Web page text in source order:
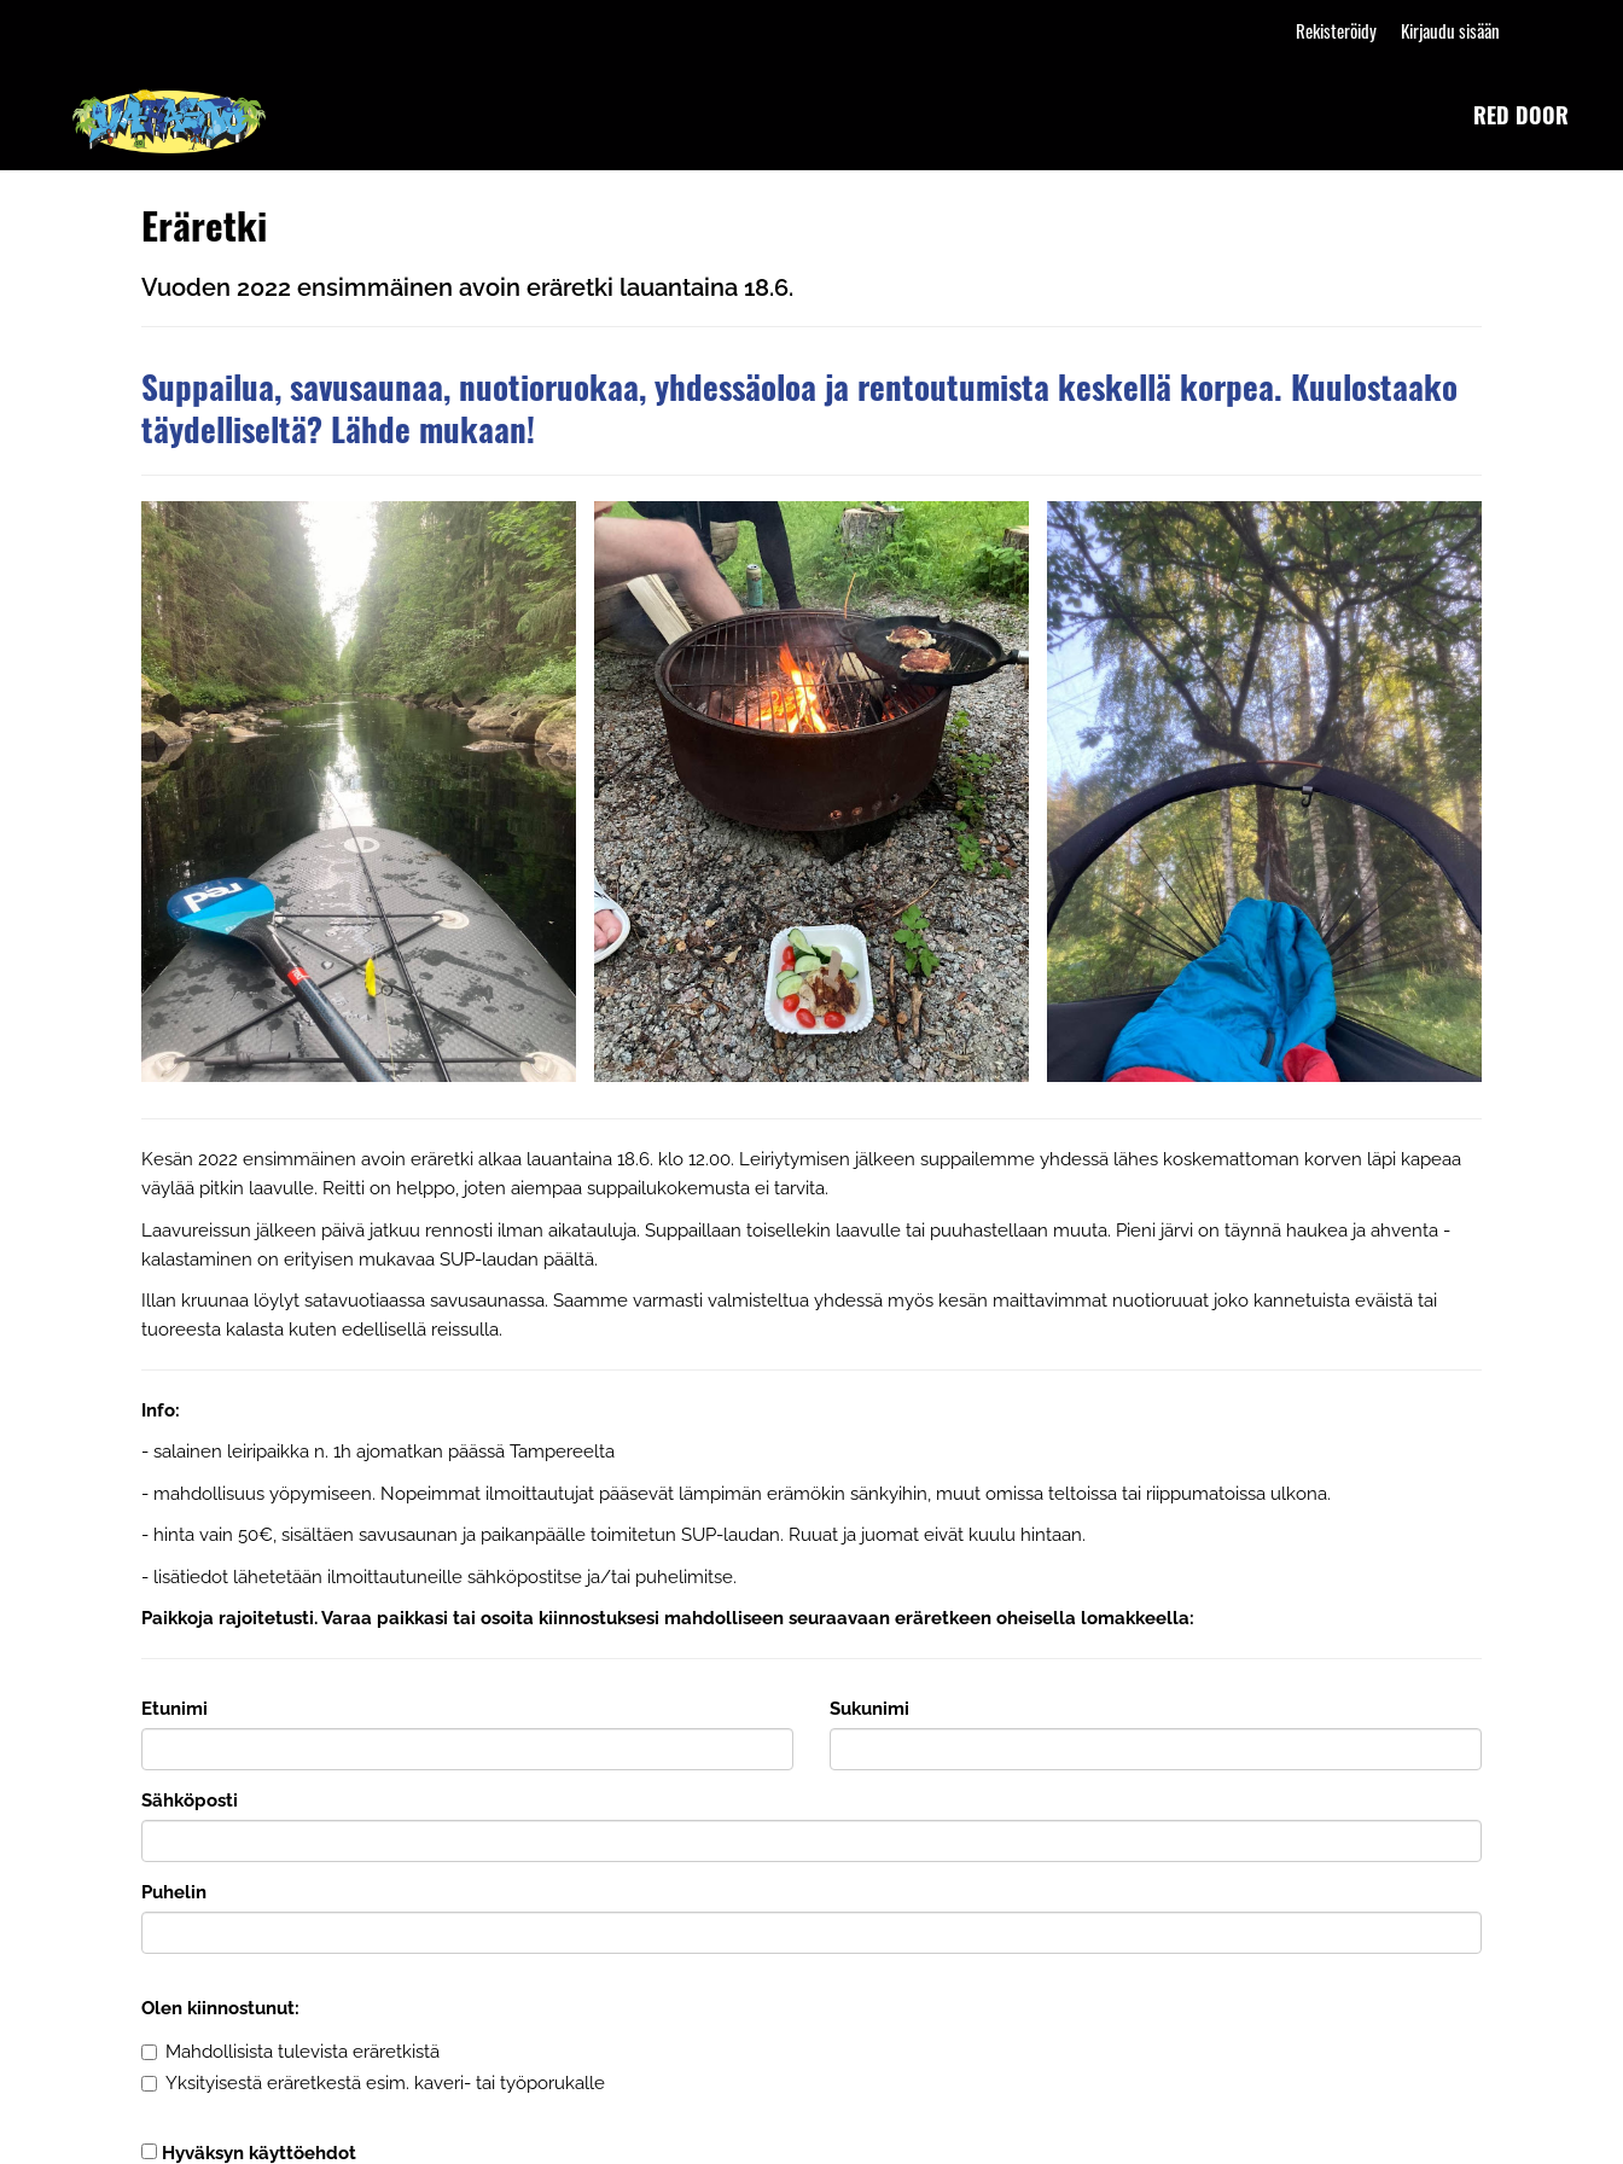
Rekisteröidy Kirjaudu sisään
RED DOOR
Eräretki
Vuoden 2022 ensimmäinen avoin eräretki lauantaina 18.6.
Suppailua, savusaunaa, nuotioruokaa, yhdessäoloa ja rentoutumista keskellä korpea. Kuulostaako
täydelliseltä? Lähde mukaan!
Kesän 2022 ensimmäinen avoin eräretki alkaa lauantaina 18.6. klo 12.00. Leiriytymisen jälkeen suppailemme yhdessä lähes koskemattoman korven läpi kapeaa
väylää pitkin laavulle. Reitti on helppo, joten aiempaa suppailukokemusta ei tarvita.
Laavureissun jälkeen päivä jatkuu rennosti ilman aikatauluja. Suppaillaan toisellekin laavulle tai puuhastellaan muuta. Pieni järvi on täynnä haukea ja ahventa -
kalastaminen on erityisen mukavaa SUP-laudan päältä.
Illan kruunaa löylyt satavuotiaassa savusaunassa. Saamme varmasti valmisteltua yhdessä myös kesän maittavimmat nuotioruuat joko kannetuista eväistä tai
tuoreesta kalasta kuten edellisellä reissulla.
Info:
- salainen leiripaikka n. 1h ajomatkan päässä Tampereelta
- mahdollisuus yöpymiseen. Nopeimmat ilmoittautujat pääsevät lämpimän erämökin sänkyihin, muut omissa teltoissa tai riippumatoissa ulkona.
- hinta vain 50€, sisältäen savusaunan ja paikanpäälle toimitetun SUP-laudan. Ruuat ja juomat eivät kuulu hintaan.
- lisätiedot lähetetään ilmoittautuneille sähköpostitse ja/tai puhelimitse.
Paikkoja rajoitetusti. Varaa paikkasi tai osoita kiinnostuksesi mahdolliseen seuraavaan eräretkeen oheisella lomakkeella:
Etunimi Sukunimi
Sähköposti
Puhelin
Olen kiinnostunut:
Mahdollisista tulevista eräretkistä
Yksityisestä eräretkestä esim. kaveri- tai työporukalle
Hyväksyn käyttöehdot